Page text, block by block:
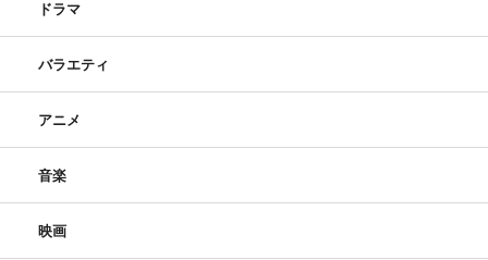
ドラマ
バラエティ
アニメ
音楽
映画